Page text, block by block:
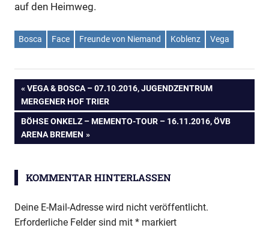
auf den Heimweg.
Bosca Face Freunde von Niemand Koblenz Vega
Beitragsnavigation
VORHERIGER
BEITRAG:
VEGA & BOSCA – 07.10.2016, JUGENDZENTRUM
MERGENER HOF TRIER
NÄCHSTER
BEITRAG:
BÖHSE ONKELZ – MEMENTO-TOUR – 16.11.2016, ÖVB
ARENA BREMEN
KOMMENTAR HINTERLASSEN
Deine E-Mail-Adresse wird nicht veröffentlicht.
Erforderliche Felder sind mit * markiert